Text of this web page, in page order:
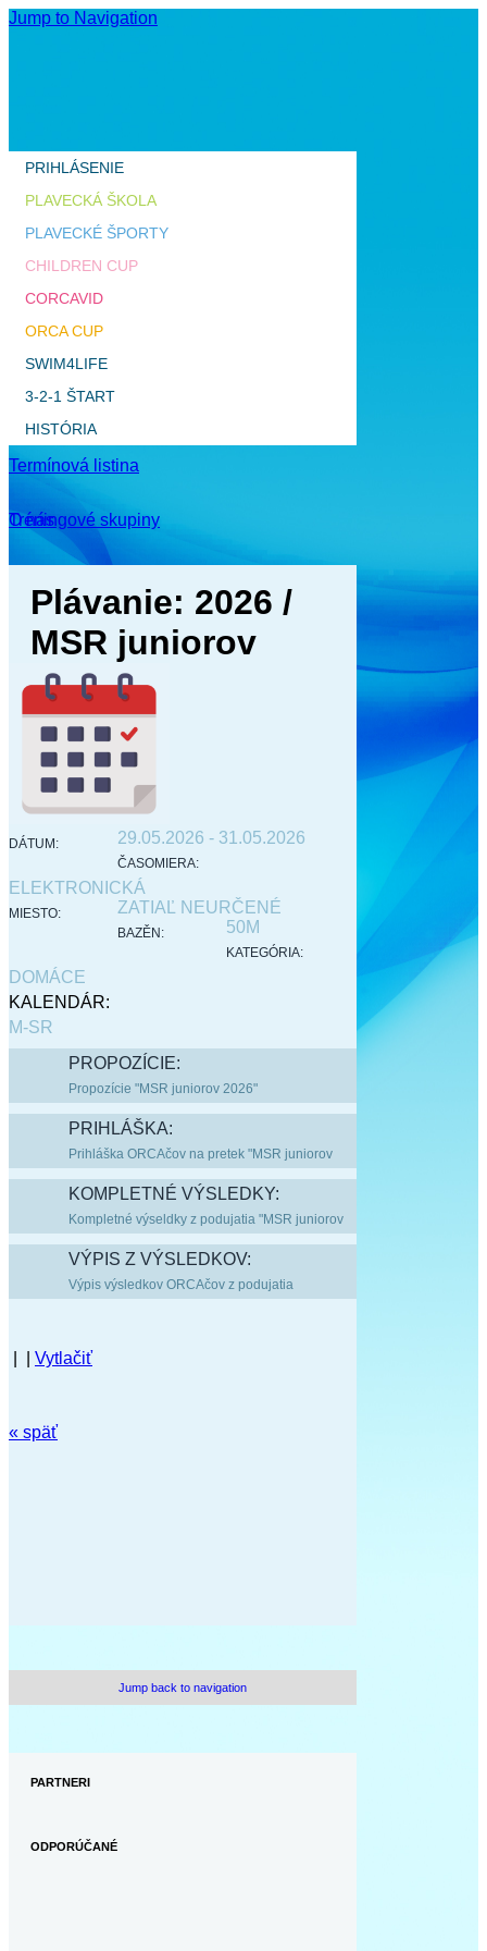
Jump to Navigation
PRIHLÁSENIE
PLAVECKÁ ŠKOLA
PLAVECKÉ ŠPORTY
CHILDREN CUP
CORCAVID
ORCA CUP
SWIM4LIFE
3-2-1 ŠTART
HISTÓRIA
Plávanie: 2026 /
MSR juniorov
DÁTUM: 29.05.2026 - 31.05.2026
ČASOMIERA:
ELEKTRONICKÁ
MIESTO: ZATIAĽ NEURČENÉ
BAZĚN: 50M
KATEGÓRIA:
DOMÁCE
KALENDÁR:
M-SR
PROPOZÍCIE:
Propozície "MSR juniorov 2026"
PRIHLÁŠKA:
Prihláška ORCAčov na pretek "MSR juniorov
2026"
KOMPLETNÉ VÝSLEDKY:
Kompletné výseldky z podujatia "MSR juniorov
2026"
VÝPIS Z VÝSLEDKOV:
Výpis výsledkov ORCAčov z podujatia
"Majstrovstvá SR juniorov"
Vytlačiť
« späť
Termínová listina
O nás
Tréningové skupiny
Jump back to navigation
PARTNERI
ODPORÚČANÉ